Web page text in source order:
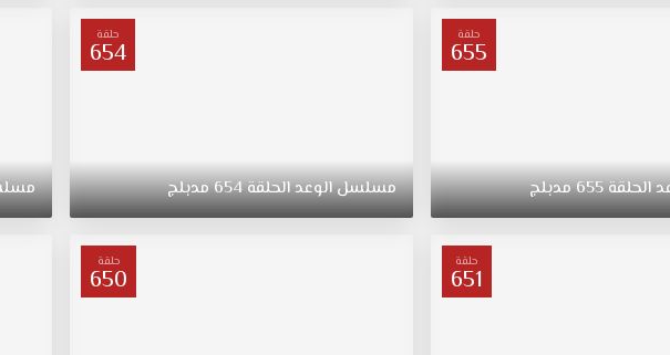
حلقة
655
الحلقة655مدبلج
حلقة
654
مسلسلالوعدالحلقة654مدبلج
حلقة
651
حلقة
650